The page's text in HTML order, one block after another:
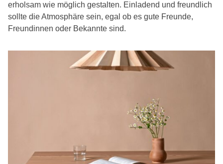
erholsam wie möglich gestalten. Einladend und freundlich
sollte die Atmosphäre sein, egal ob es gute Freunde,
Freundinnen oder Bekannte sind.